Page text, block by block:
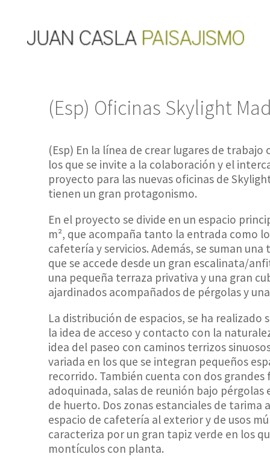
(Esp) Oficinas Skylight
(Esp) En la línea de crear lugares de
los que se invite a la colaboración y el
proyecto para las nuevas oficinas de
tienen un gran protagonismo.
En el proyecto se divide en un espacio
m², que acompaña tanto la entrada como
cafetería y servicios. Además, se suman
que se accede desde un gran escalinata/
una pequeña terraza privativa y una gran
ajardinados acompañados de pérgolas y
La distribución de espacios, se ha realizado
la idea de acceso y contacto con la
idea del paseo con caminos terrizos
variada en los que se integran pequeños
recorrido. También cuenta con dos
adoquinada, salas de reunión bajo pérgolas
de huerto. Dos zonas estanciales de tarima
espacio de cafetería al exterior y de usos
caracteriza por un gran tapiz verde en los
montículos con planta.